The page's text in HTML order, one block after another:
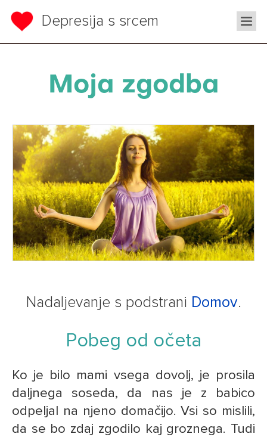
Depresija s srcem
Moja zgodba
Nadaljevanje s podstrani Domov.
Pobeg od očeta
Ko je bilo mami vsega dovolj, je prosila
daljnega soseda, da nas je z babico
odpeljal na njeno domačijo. Vsi so mislili,
da se bo zdaj zgodilo kaj groznega. Tudi